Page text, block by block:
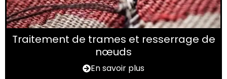
Traitement de trames et resserrage de
nœuds
En savoir plus